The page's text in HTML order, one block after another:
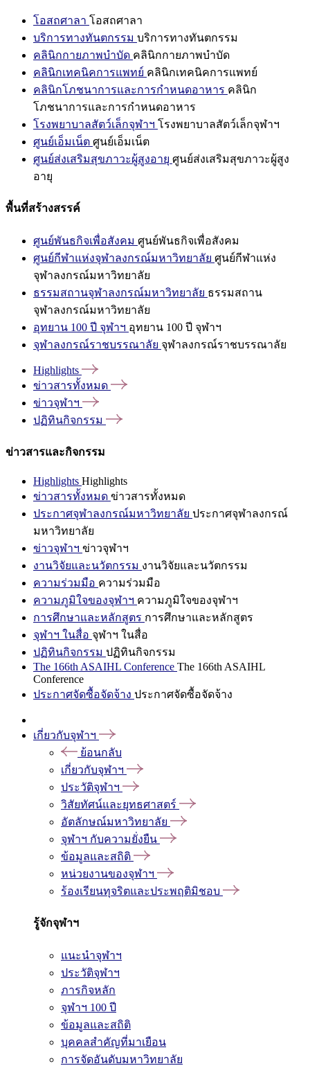
โอสถศาลา โอสถศาลา
บริการทางทันตกรรม บริการทางทันตกรรม
คลินิกกายภาพบำบัด คลินิกกายภาพบำบัด
คลินิกเทคนิคการแพทย์ คลินิกเทคนิคการแพทย์
คลินิกโภชนาการและการกำหนดอาหาร คลินิก
โภชนาการและการกำหนดอาหาร
โรงพยาบาลสัตว์เล็กจุฬาฯ โรงพยาบาลสัตว์เล็กจุฬาฯ
ศูนย์เอ็มเน็ต ศูนย์เอ็มเน็ต
ศูนย์ส่งเสริมสุขภาวะผู้สูงอายุ ศูนย์ส่งเสริมสุขภาวะผู้สูง
อายุ
พื้นที่สร้างสรรค์
ศูนย์พันธกิจเพื่อสังคม ศูนย์พันธกิจเพื่อสังคม
ศูนย์กีฬาแห่งจุฬาลงกรณ์มหาวิทยาลัย ศูนย์กีฬาแห่ง
จุฬาลงกรณ์มหาวิทยาลัย
ธรรมสถานจุฬาลงกรณ์มหาวิทยาลัย ธรรมสถาน
จุฬาลงกรณ์มหาวิทยาลัย
อุทยาน 100 ปี จุฬาฯ อุทยาน 100 ปี จุฬาฯ
จุฬาลงกรณ์ราชบรรณาลัย จุฬาลงกรณ์ราชบรรณาลัย
Highlights
ข่าวสารทั้งหมด
ข่าวจุฬาฯ
ปฏิทินกิจกรรม
ข่าวสารและกิจกรรม
Highlights Highlights
ข่าวสารทั้งหมด ข่าวสารทั้งหมด
ประกาศจุฬาลงกรณ์มหาวิทยาลัย ประกาศจุฬาลงกรณ์
มหาวิทยาลัย
ข่าวจุฬาฯ ข่าวจุฬาฯ
งานวิจัยและนวัตกรรม งานวิจัยและนวัตกรรม
ความร่วมมือ ความร่วมมือ
ความภูมิใจของจุฬาฯ ความภูมิใจของจุฬาฯ
การศึกษาและหลักสูตร การศึกษาและหลักสูตร
จุฬาฯ ในสื่อ จุฬาฯ ในสื่อ
ปฏิทินกิจกรรม ปฏิทินกิจกรรม
The 166th ASAIHL Conference The 166th ASAIHL
Conference
ประกาศจัดซื้อจัดจ้าง ประกาศจัดซื้อจัดจ้าง
เกี่ยวกับจุฬาฯ
ย้อนกลับ
เกี่ยวกับจุฬาฯ
ประวัติจุฬาฯ
วิสัยทัศน์และยุทธศาสตร์
อัตลักษณ์มหาวิทยาลัย
จุฬาฯ กับความยั่งยืน
ข้อมูลและสถิติ
หน่วยงานของจุฬาฯ
ร้องเรียนทุจริตและประพฤติมิชอบ
รู้จักจุฬาฯ
แนะนำจุฬาฯ
ประวัติจุฬาฯ
ภารกิจหลัก
จุฬาฯ 100 ปี
ข้อมูลและสถิติ
บุคคลสำคัญที่มาเยือน
การจัดอันดับมหาวิทยาลัย